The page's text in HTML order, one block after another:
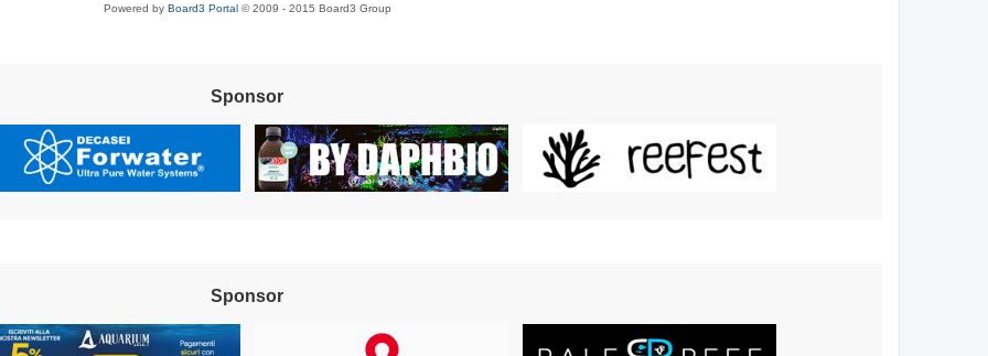
Powered by Board3 Portal© 2009 - 2015 Board3 Group
Sponsor
Sponsor